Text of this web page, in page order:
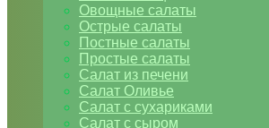
Овощные салаты
Острые салаты
Постные салаты
Простые салаты
Салат из печени
Салат Оливье
Салат с сухариками
Салат с сыром